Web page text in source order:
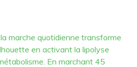
la marche quotidienne transforme
en activant la lipolyse
En marchant 45